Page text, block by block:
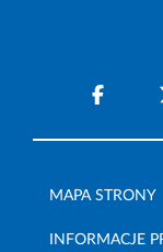
MAPA STRONY
INFORMACJE